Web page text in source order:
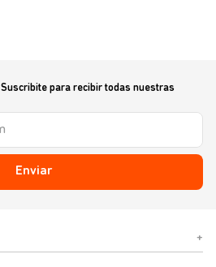
Suscribite para recibir todas nuestras
Enviar
+